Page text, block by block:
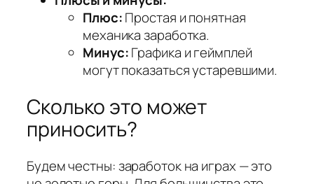
Плюс:Простая и понятная
механика заработка.
Минус:Графика и геймплей
могут показаться устаревшими.
Сколько это может
приносить?
Будем честны: заработок на играх — это